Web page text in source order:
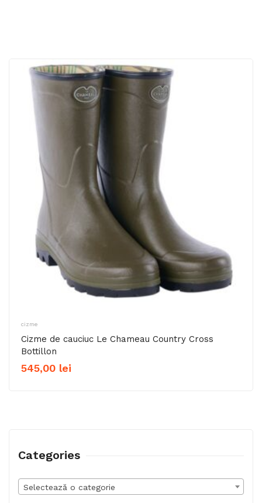
cizme
Cizme de cauciuc Le Chameau Country Cross
Bottillon
545,00 lei
Categories
Selectează o categorie